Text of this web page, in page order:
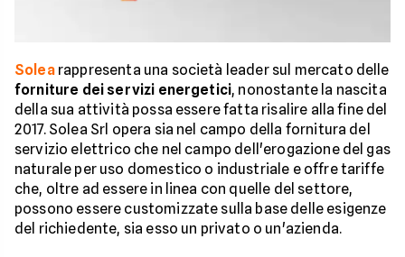
Solearappresenta una società leader sul mercato delle
forniture dei servizi energetici, nonostante la nascita
della sua attività possa essere fatta risalire alla fine del
2017. Solea Srl opera sia nel campo della fornitura del
servizio elettrico che nel campo dell'erogazione del gas
naturale per uso domestico o industriale e offre tariffe
che, oltre ad essere in linea con quelle del settore,
possono essere customizzate sulla base delle esigenze
del richiedente, sia esso un privato o un'azienda.